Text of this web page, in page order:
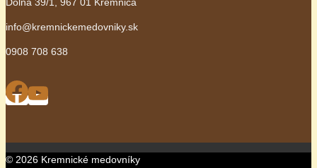
info@kremnickemedovniky.sk
0908 708 638
© 2026 Kremnické medovníky